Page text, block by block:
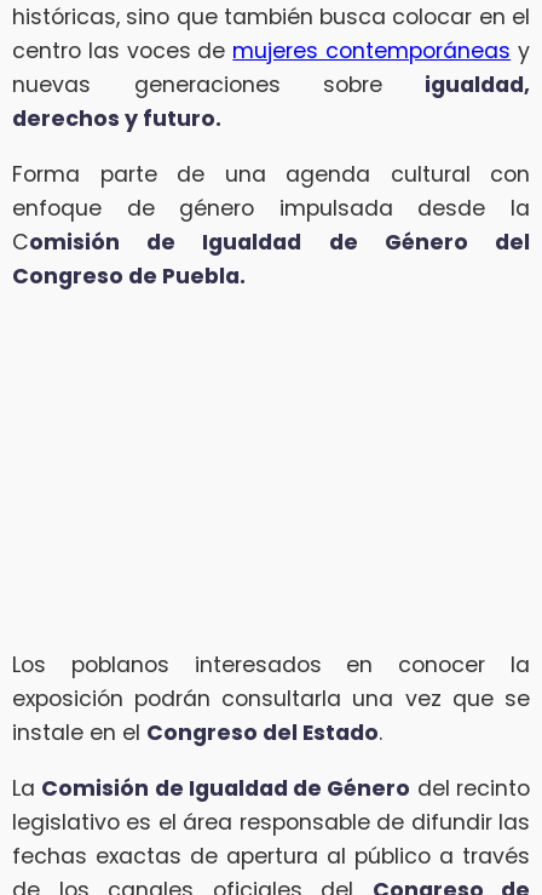
históricas, sino que también busca colocar en el
centro las voces de mujeres contemporáneas y
nuevas generaciones sobre igualdad,
derechos y futuro.
Forma parte de una agenda cultural con
enfoque de género impulsada desde la
Comisión de Igualdad de Género del
Congreso de Puebla.
Los poblanos interesados en conocer la
exposición podrán consultarla una vez que se
instale en el Congreso del Estado.
La Comisión de Igualdad de Género del recinto
legislativo es el área responsable de difundir las
fechas exactas de apertura al público a través